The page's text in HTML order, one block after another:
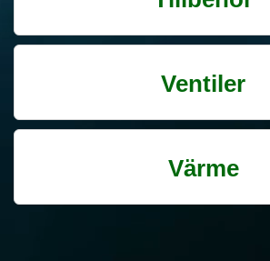
Ventiler
Värme